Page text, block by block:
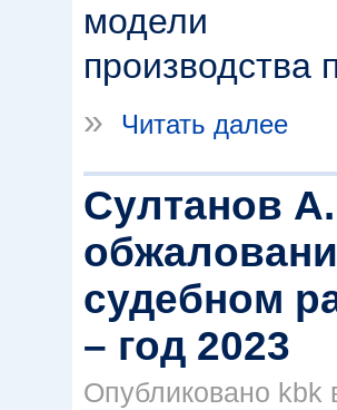
модели
производства
»
Читать далее
Султанов
судебном
– год 2023
Опубликовано kbk